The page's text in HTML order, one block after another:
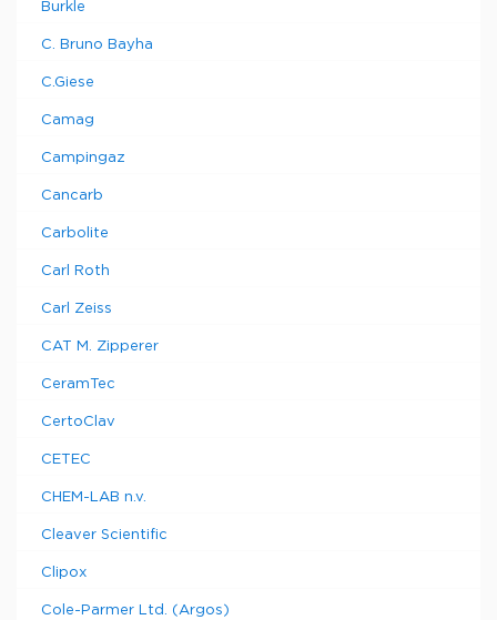
Burkle
C. Bruno Bayha
C.Giese
Camag
Campingaz
Cancarb
Carbolite
Carl Roth
Carl Zeiss
CAT M. Zipperer
CeramTec
CertoClav
CETEC
CHEM-LAB n.v.
Cleaver Scientific
Clipox
Cole-Parmer Ltd. (Argos)